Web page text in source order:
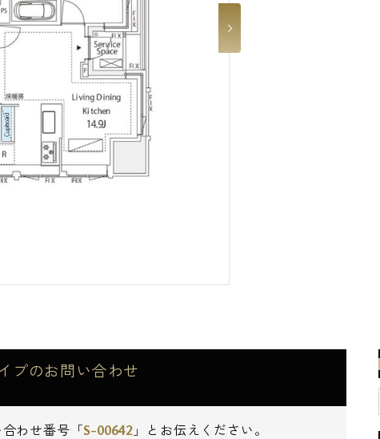
プのお問い合わせ
わせ番号「S-00642 」とお伝えください。